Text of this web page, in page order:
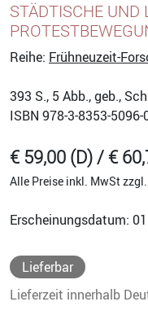
STÄDTISCHE UND
Reihe: Frühneuzeit-
393 S., 5 Abb., geb.,
ISBN 978-3-8353-5096-
€ 59,00 (D) / €
Alle Preise inkl. MwSt zzgl.
Erscheinungsdatum:
Lieferbar
Lieferzeit innerhalb